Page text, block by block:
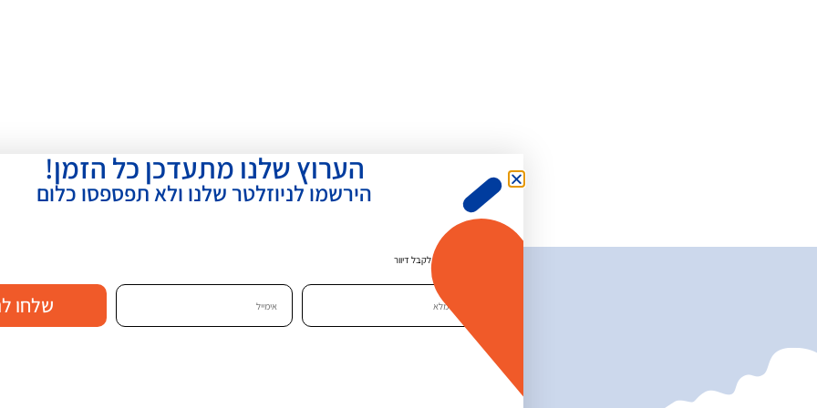
סרטונים
הערוץ שלנו מתעדכן כל הזמן!
הירשמו לניוזלטר שלנו ולא תפספסו כלום
מאשר.ת לקבל דיוור
שלחו